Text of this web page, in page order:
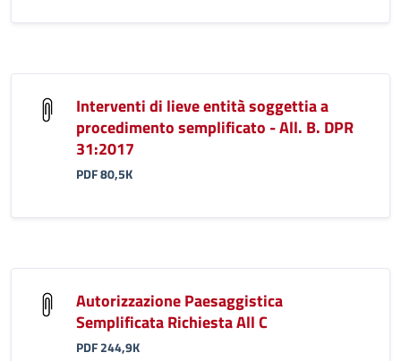
Interventi di lieve entità soggettia a
procedimento semplificato - All. B. DPR
31:2017
PDF 80,5K
Autorizzazione Paesaggistica
Semplificata Richiesta All C
PDF 244,9K